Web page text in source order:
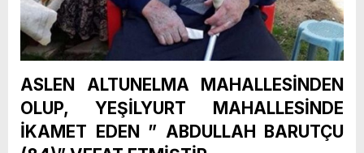
ASLEN ALTUNELMA MAHALLESİNDEN
OLUP, YEŞİLYURT MAHALLESİNDE
İKAMET EDEN ” ABDULLAH BARUTÇU